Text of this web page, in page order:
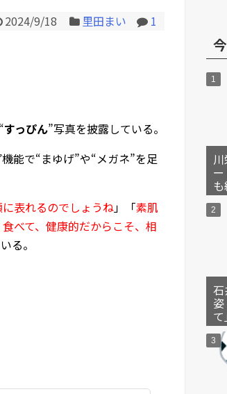
2024/9/18 里田まい 1
すっぴん”写真を披露している。
能で“まゆげ”や“メガネ”を足
表れるのでしょうね」「素肌
べて、健康的だからこそ、相
る。
て